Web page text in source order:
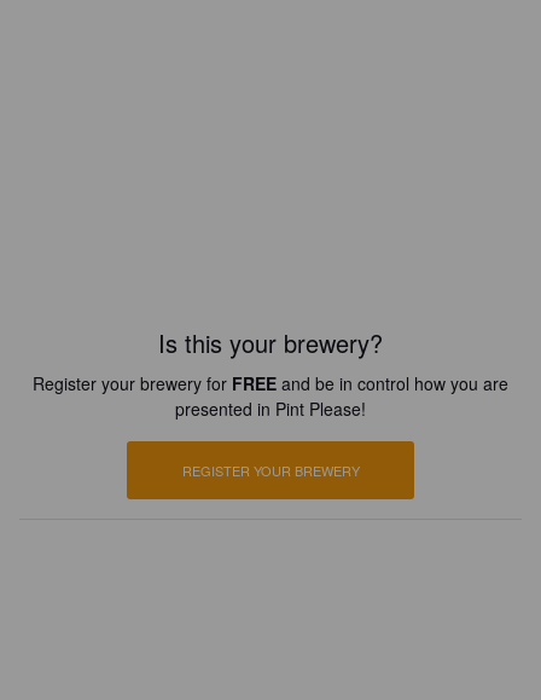
Is this your brewery?
Register your brewery for FREE and be in control how you are
presented in Pint Please!
REGISTER YOUR BREWERY